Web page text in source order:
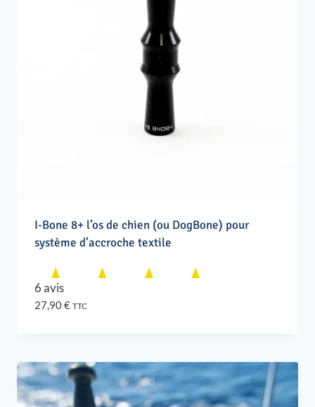
I-Bone 8+ l’os de chien (ou DogBone) pour
système d’accroche textile
6 avis
27,90€ TTC